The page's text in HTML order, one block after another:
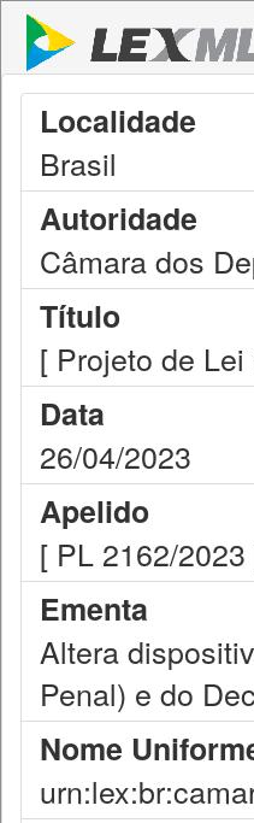
Localidade
Brasil
Autoridade
Câmara dos
Título
[ Projeto de Lei
Data
26/04/2023
Apelido
[ PL 2162/2023
Ementa
Altera
Penal) e do
Nome